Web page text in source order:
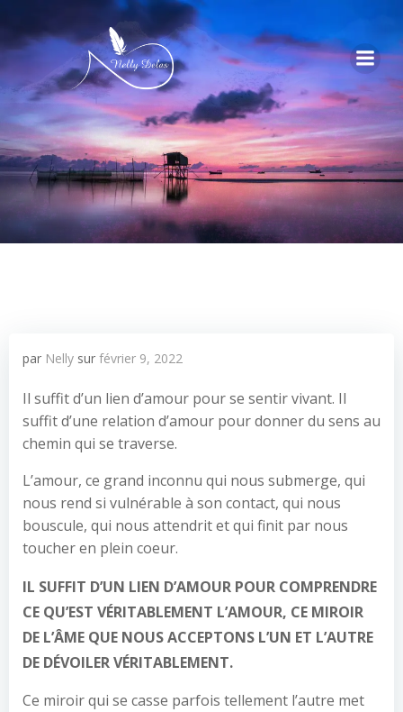
par Nelly sur février 9, 2022
Il suffit d’un lien d’amour pour se sentir vivant. Il
suffit d’une relation d’amour pour donner du sens au
chemin qui se traverse.
L’amour, ce grand inconnu qui nous submerge, qui
nous rend si vulnérable à son contact, qui nous
bouscule, qui nous attendrit et qui finit par nous
toucher en plein coeur.
IL SUFFIT D’UN LIEN D’AMOUR POUR COMPRENDRE
CE QU’EST VÉRITABLEMENT L’AMOUR, CE MIROIR
DE L’ÂME QUE NOUS ACCEPTONS L’UN ET L’AUTRE
DE DÉVOILER VÉRITABLEMENT.
Ce miroir qui se casse parfois tellement l’autre met